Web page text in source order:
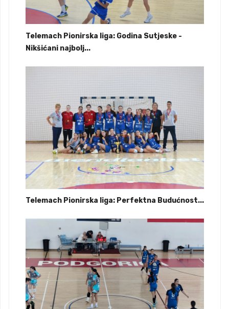
Telemach Pionirska liga: Godina Sutjeske -
Nikšićani najbolj...
Telemach Pionirska liga: Perfektna Budućnost...